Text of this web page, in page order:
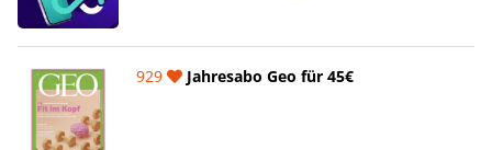
929 Jahresabo Geo für 45€